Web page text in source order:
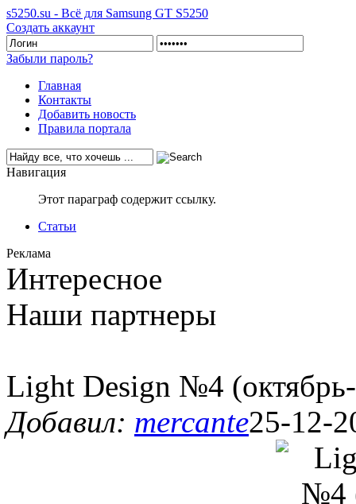
s5250.su - Всё для Samsung GT S5250
Создать аккаунт
Забыли пароль?
Главная
Контакты
Добавить новость
Правила портала
Навигация
Этот параграф содержит ссылку.
Статьи
Реклама
Интересное
Наши партнеры
Light Design №4
Добавил: mercante25-12-